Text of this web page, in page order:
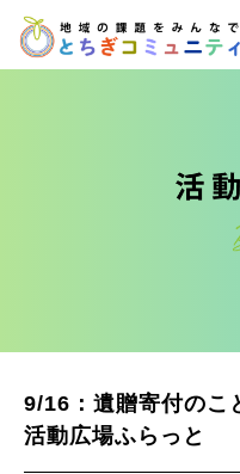
9/16：遺贈寄付のこ
活動広場ふらっと